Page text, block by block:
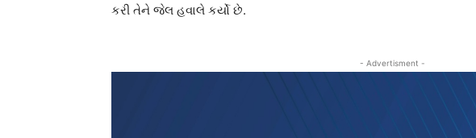
કરી તેને જેલ હવાલે કર્યો છે.
- Advertisment -